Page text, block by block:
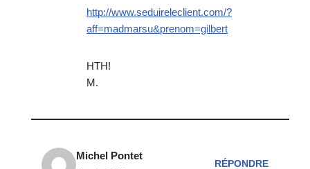
http://www.seduireleclient.com/?
aff=madmarsu&prenom=gilbert
HTH!
M.
Michel Pontet
RÉPONDRE